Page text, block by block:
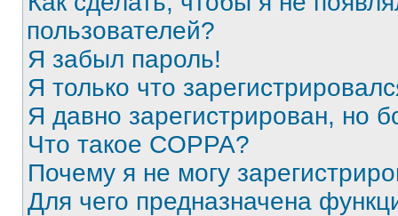
пользователей?
Я забыл пароль!
Я только что
Я давно зарегистрирован, но
Что такое COPPA?
Почему я не могу
Для чего предназначена